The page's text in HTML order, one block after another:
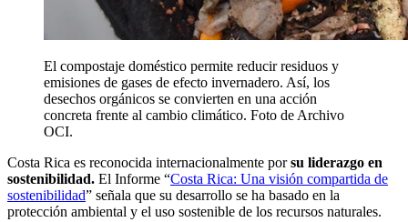
El compostaje doméstico permite reducir residuos y
emisiones de gases de efecto invernadero. Así, los
desechos orgánicos se convierten en una acción
concreta frente al cambio climático. Foto de Archivo
OCI.
Costa Rica es reconocida internacionalmente porsu liderazgo en
sostenibilidad. El Informe “Costa Rica: Una visión compartida de
sostenibilidad” señala que su desarrollo se ha basado en la
protección ambiental y el uso sostenible de los recursos naturales.